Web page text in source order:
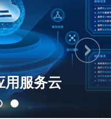
用服务云